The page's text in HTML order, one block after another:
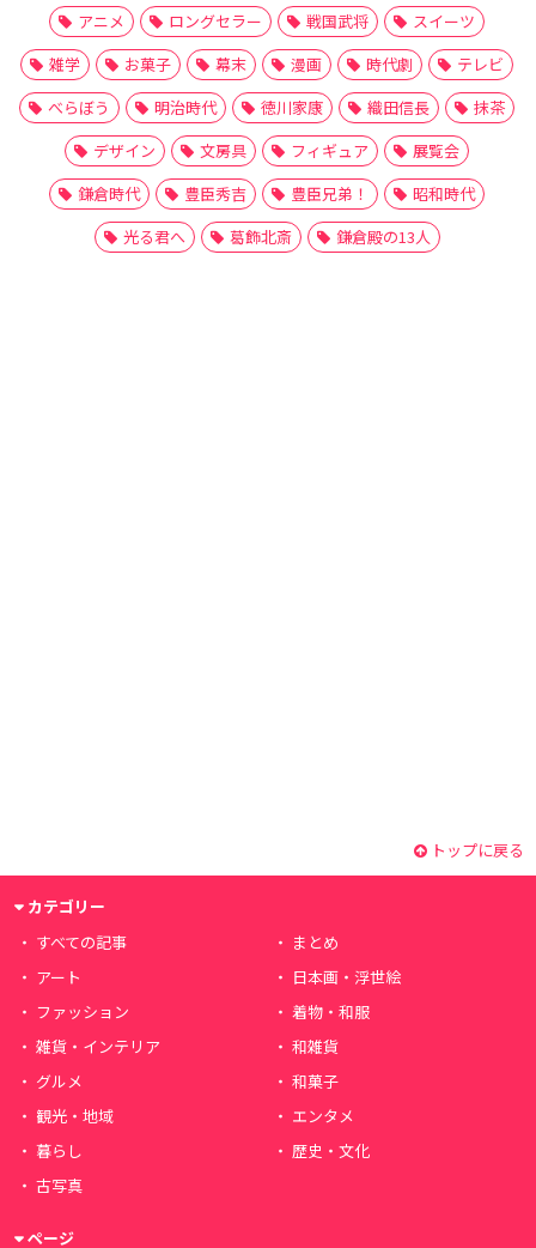
アニメ
ロングセラー 戦国武将
スイーツ
雑学
お菓子 幕末 漫画 時代劇
テレビ
べらぼう
明治時代 徳川家康 織田信長
抹茶
デザイン
文房具 フィギュア
展覧会
鎌倉時代
豊臣秀吉 豊臣兄弟！
昭和時代
光る君へ
葛飾北斎 鎌倉殿の13人
トップに戻る
カテゴリー
すべての記事
まとめ
アート
日本画・浮世絵
ファッション
着物・和服
雑貨・インテリア
和雑貨
グルメ
和菓子
観光・地域
エンタメ
暮らし
歴史・文化
古写真
ページ